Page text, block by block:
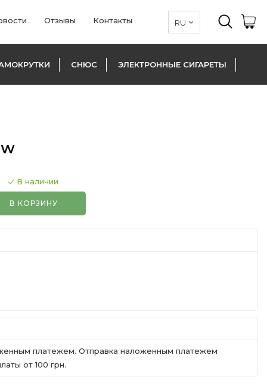
Отзывы Контакты
СНЮС ЭЛЕКТРОННЫЕ СИГАРЕТЫ
В наличии
В КОРЗИНУ
платежем. Отправка наложенным платежем
от 100 грн.